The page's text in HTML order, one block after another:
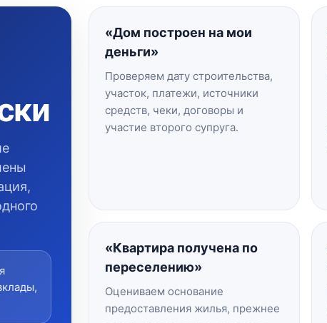
«Дом построен на мои
деньги»
Проверяем дату строительства,
участок, платежи, источники
средств, чеки, договоры и
участие второго супруга.
«Квартира получена по
переселению»
Оцениваем основание
предоставления жилья, прежнее